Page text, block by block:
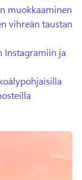
muokkaaminen
vihreän taustan
Instagramiin ja